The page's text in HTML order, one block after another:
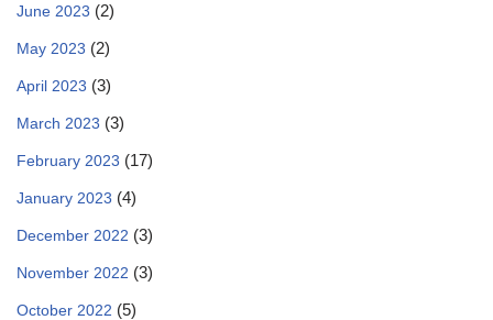
June 2023 (2)
May 2023 (2)
April 2023 (3)
March 2023 (3)
February 2023 (17)
January 2023 (4)
December 2022 (3)
November 2022 (3)
October 2022 (5)